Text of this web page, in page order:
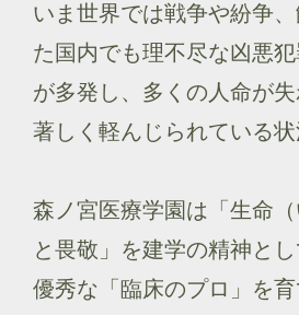
いま世界では戦争や紛争
た国内でも理不尽な凶悪
が多発し、多くの人命が
著しく軽んじられている状
森ノ宮医療学園は「生命
と畏敬」を建学の精神とし
優秀な「臨床のプロ」を